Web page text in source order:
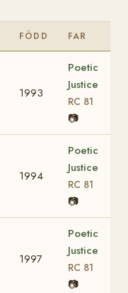
FÖDD FAR
1993
Poetic
Justice
RC 81
📷
1994
Poetic
Justice
RC 81
📷
1997
Poetic
Justice
RC 81
📷